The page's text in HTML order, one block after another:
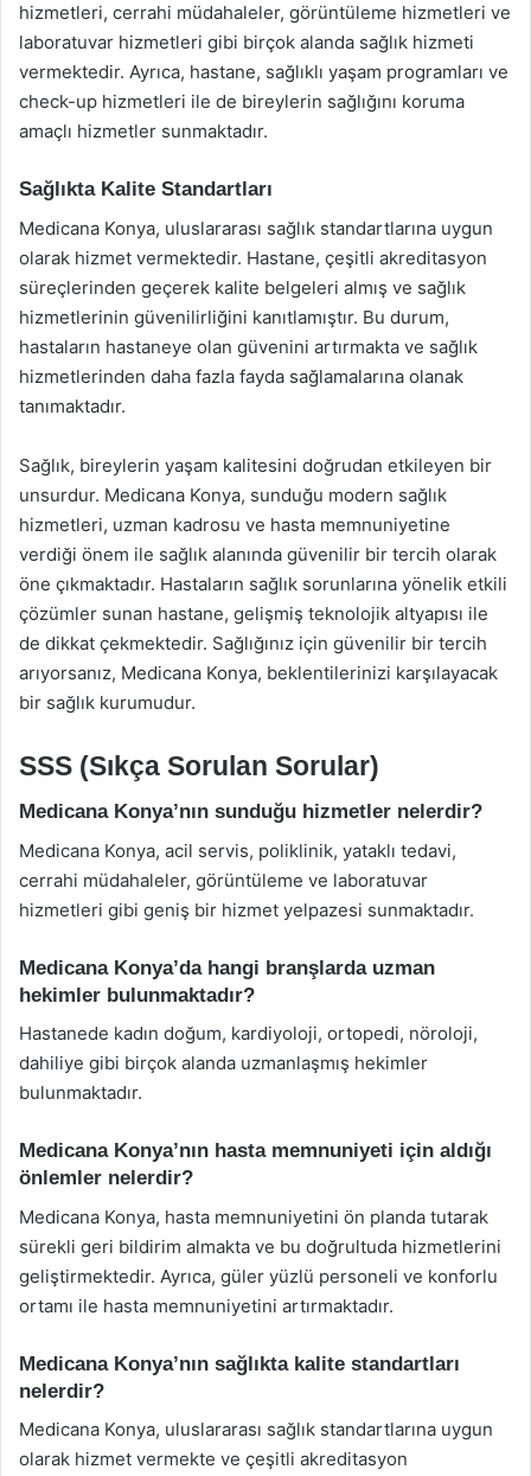
hizmetleri, cerrahi müdahaleler, görüntüleme hizmetleri ve
laboratuvar hizmetleri gibi birçok alanda sağlık hizmeti
vermektedir. Ayrıca, hastane, sağlıklı yaşam programları ve
check-up hizmetleri ile de bireylerin sağlığını koruma
amaçlı hizmetler sunmaktadır.
Sağlıkta Kalite Standartları
Medicana Konya, uluslararası sağlık standartlarına uygun
olarak hizmet vermektedir. Hastane, çeşitli akreditasyon
süreçlerinden geçerek kalite belgeleri almış ve sağlık
hizmetlerinin güvenilirliğini kanıtlamıştır. Bu durum,
hastaların hastaneye olan güvenini artırmakta ve sağlık
hizmetlerinden daha fazla fayda sağlamalarına olanak
tanımaktadır.
Sağlık, bireylerin yaşam kalitesini doğrudan etkileyen bir
unsurdur. Medicana Konya, sunduğu modern sağlık
hizmetleri, uzman kadrosu ve hasta memnuniyetine
verdiği önem ile sağlık alanında güvenilir bir tercih olarak
öne çıkmaktadır. Hastaların sağlık sorunlarına yönelik etkili
çözümler sunan hastane, gelişmiş teknolojik altyapısı ile
de dikkat çekmektedir. Sağlığınız için güvenilir bir tercih
arıyorsanız, Medicana Konya, beklentilerinizi karşılayacak
bir sağlık kurumudur.
SSS (Sıkça Sorulan Sorular)
Medicana Konya’nın sunduğu hizmetler nelerdir?
Medicana Konya, acil servis, poliklinik, yataklı tedavi,
cerrahi müdahaleler, görüntüleme ve laboratuvar
hizmetleri gibi geniş bir hizmet yelpazesi sunmaktadır.
Medicana Konya’da hangi branşlarda uzman
hekimler bulunmaktadır?
Hastanede kadın doğum, kardiyoloji, ortopedi, nöroloji,
dahiliye gibi birçok alanda uzmanlaşmış hekimler
bulunmaktadır.
Medicana Konya’nın hasta memnuniyeti için aldığı
önlemler nelerdir?
Medicana Konya, hasta memnuniyetini ön planda tutarak
sürekli geri bildirim almakta ve bu doğrultuda hizmetlerini
geliştirmektedir. Ayrıca, güler yüzlü personeli ve konforlu
ortamı ile hasta memnuniyetini artırmaktadır.
Medicana Konya’nın sağlıkta kalite standartları
nelerdir?
Medicana Konya, uluslararası sağlık standartlarına uygun
olarak hizmet vermekte ve çeşitli akreditasyon